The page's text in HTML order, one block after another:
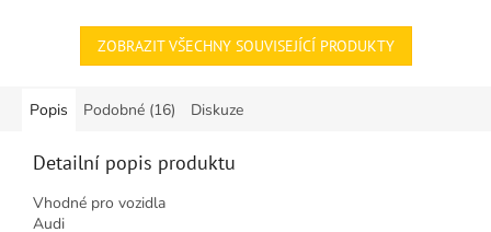
ZOBRAZIT VŠECHNY SOUVISEJÍCÍ PRODUKTY
Popis Podobné (16) Diskuze
Detailní popis produktu
Vhodné pro vozidla
Audi